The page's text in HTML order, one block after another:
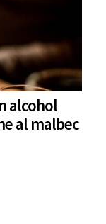
alcohol
al malbec